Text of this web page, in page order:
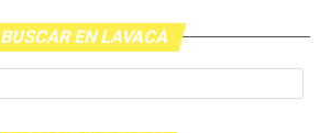
BUSCAR EN LAVACA